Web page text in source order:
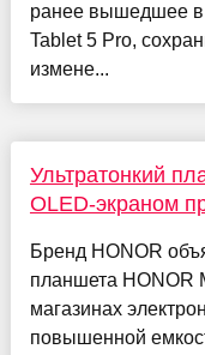
ранее вышедшее в
Tablet 5 Pro,
измене...
Ультратонкий
OLED-экраном
Бренд HONOR
планшета HONOR
магазинах
повышенной